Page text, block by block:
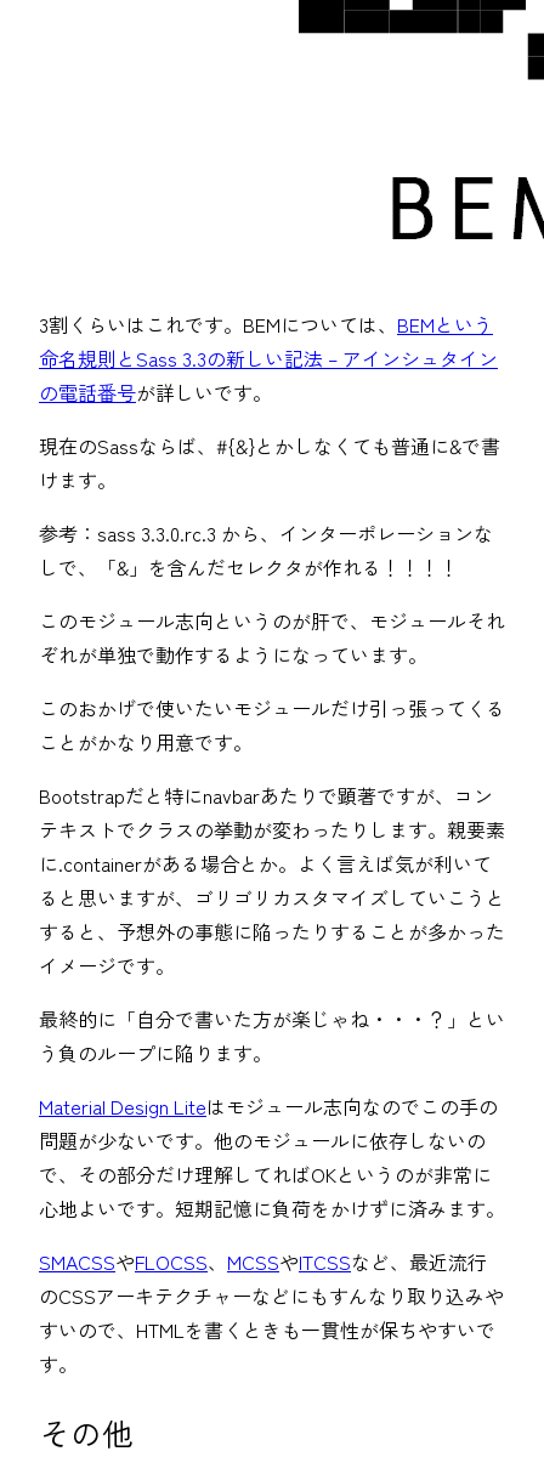
3割くらいはこれです。BEMについては、 BEMという
命名規則とSass 3.3の新しい記法 – アインシュタイン
の電話番号が詳しいです。
現在のSassならば、#{&}とかしなくても普通に&で書
けます。
参考：sass 3.3.0.rc.3 から、インターポレーションな
しで、「&」を含んだセレクタが作れる！！！！
このモジュール志向というのが肝で、モジュールそれ
ぞれが単独で動作するようになっています。
このおかげで使いたいモジュールだけ引っ張ってくる
ことがかなり用意です。
Bootstrapだと特にnavbarあたりで顕著ですが、コン
テキストでクラスの挙動が変わったりします。親要素
に.containerがある場合とか。よく言えば気が利いて
ると思いますが、ゴリゴリカスタマイズしていこうと
すると、予想外の事態に陥ったりすることが多かった
イメージです。
最終的に「自分で書いた方が楽じゃね・・・？」とい
う負のループに陥ります。
Material Design Liteはモジュール志向なのでこの手の
問題が少ないです。他のモジュールに依存しないの
で、その部分だけ理解してればOKというのが非常に
心地よいです。短期記憶に負荷をかけずに済みます。
SMACSSやFLOCSS、 MCSSやITCSSなど、最近流行
のCSSアーキテクチャーなどにもすんなり取り込みや
すいので、HTMLを書くときも一貫性が保ちやすいで
す。
その他